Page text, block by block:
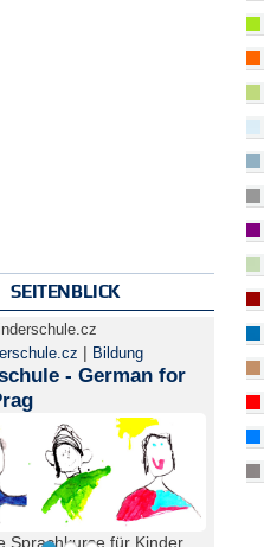
SEITENBLICK
| Bildung
- German for
Sprachkurse für Kinder